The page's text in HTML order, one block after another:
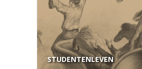
STUDENTENLEVEN